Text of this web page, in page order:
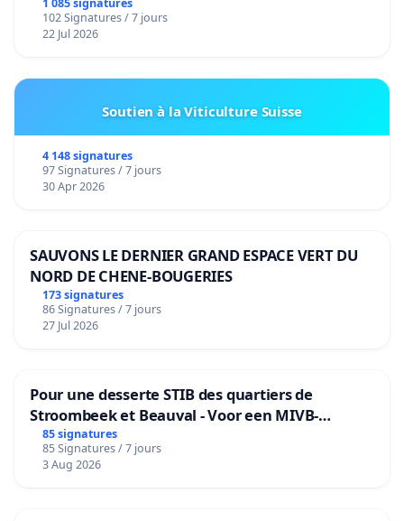
1 085 signatures
102 Signatures / 7 jours
22 Jul 2026
Soutien à la Viticulture Suisse
4 148 signatures
97 Signatures / 7 jours
30 Apr 2026
SAUVONS LE DERNIER GRAND ESPACE VERT DU
NORD DE CHENE-BOUGERIES
173 signatures
86 Signatures / 7 jours
27 Jul 2026
Pour une desserte STIB des quartiers de
Stroombeek et Beauval - Voor een MIVB-
bediening van de wijken Strombeek en Het
Voor
85 signatures
85 Signatures / 7 jours
3 Aug 2026